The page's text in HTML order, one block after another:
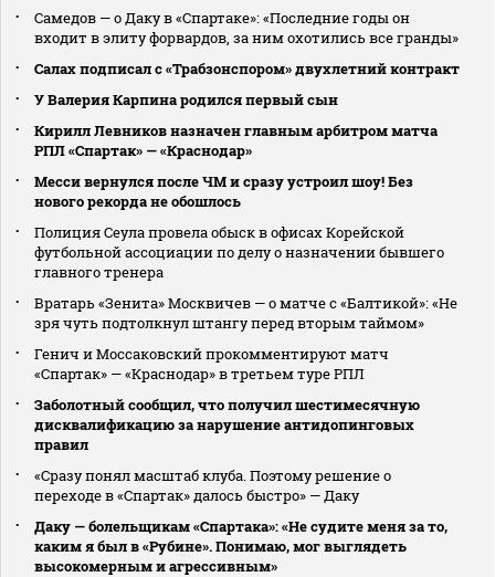
Самедов — о Даку в «Спартаке»: «Последние годы он
входит в элиту форвардов, за ним охотились все гранды»
Салах подписал с «Трабзонспором» двухлетний контракт
У Валерия Карпина родился первый сын
Кирилл Левников назначен главным арбитром матча
РПЛ «Спартак» — «Краснодар»
Месси вернулся после ЧМ и сразу устроил шоу! Без
нового рекорда не обошлось
Полиция Сеула провела обыск в офисах Корейской
футбольной ассоциации по делу о назначении бывшего
главного тренера
Вратарь «Зенита» Москвичев — о матче с «Балтикой»: «Не
зря чуть подтолкнул штангу перед вторым таймом»
Генич и Моссаковский прокомментируют матч
«Спартак» — «Краснодар» в третьем туре РПЛ
Заболотный сообщил, что получил шестимесячную
дисквалификацию за нарушение антидопинговых
правил
«Сразу понял масштаб клуба. Поэтому решение о
переходе в «Спартак» далось быстро» — Даку
Даку — болельщикам «Спартака»: «Не судите меня за то,
каким я был в «Рубине». Понимаю, мог выглядеть
высокомерным и агрессивным»